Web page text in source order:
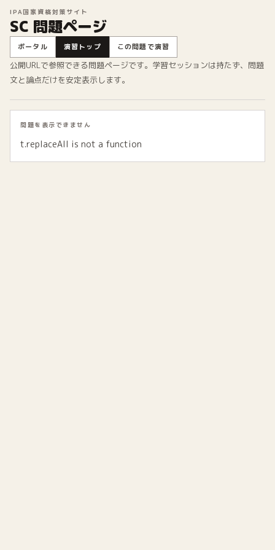
IPA国家資格対策サイト
SC 問題ページ
ポータル 演習トップ この問題で演習
公開URLで参照できる問題ページです。学習セッションは持たず、問題
文と論点だけを安定表示します。
問題を表示できません
t.replaceAll is not a function